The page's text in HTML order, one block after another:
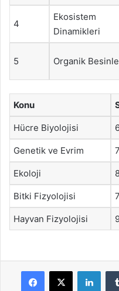
4
Ekosistem
Dinamikleri
5 Organik
Konu
Hücre Biyolojisi
Genetik ve Evrim
Ekoloji
Bitki Fizyolojisi
Hayvan Fizyolojisi
Facebook
X